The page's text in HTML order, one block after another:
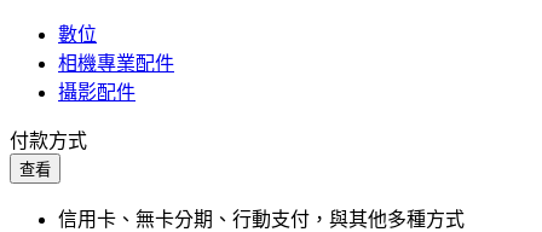
數位
相機專業配件
攝影配件
付款方式
查看
信用卡、無卡分期、行動支付，與其他多種方式